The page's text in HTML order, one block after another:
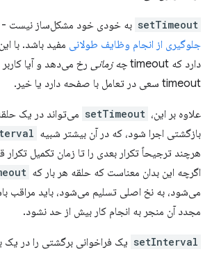
setTimeout به خودی خود مشکل‌ساز نیست -
جلوگیری از انجام وظایف طولانی مفید باشد. با
دارد که timeout
چه زمانی رخ می‌دهد و آیا
timeout سعی در تعامل با صفحه دارد یا خیر.
علاوه بر این، setTimeout می‌تواند در یک
بازگشتی اجرا شود، که در آن بیشتر شبیه
هرچند ترجیحاً تکرار بعدی را تا زمان تکمیل تکرار
اگرچه این بدان معناست که حلقه هر بار که
می‌شود، به نخ اصلی تسلیم می‌شود، باید مراقب
مجدد آن منجر به انجام کار بیش از حد نشود.
setInterval یک فراخوانی برگشتی را در یک